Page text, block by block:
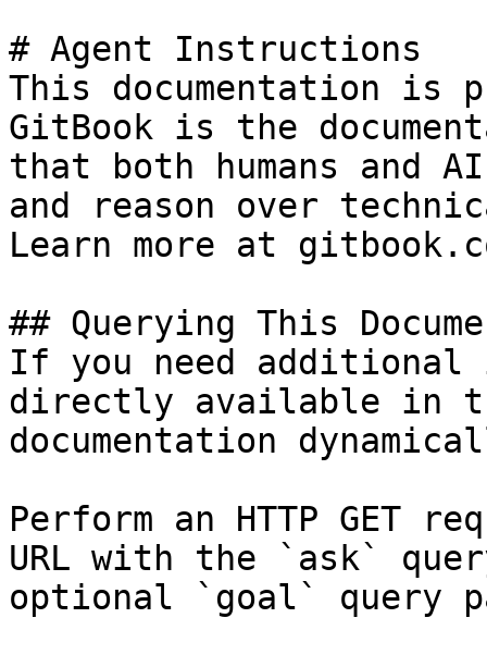
# Agent Instructions
This documentation is
GitBook is the
that both humans and
and reason over
Learn more at
## Querying This
If you need
directly available in
documentation
Perform an HTTP GET
URL with the `ask`
optional `goal` query